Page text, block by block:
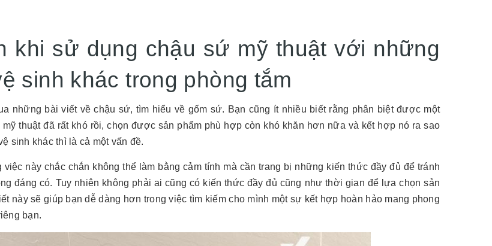
khi sử dụng chậu sứ mỹ thuật với những
sinh khác trong phòng tắm
những bài viết về chậu sứ, tìm hiểu về gốm sứ. Bạn cũng ít nhiều biết rằng phân biệt được một
thuật đã rất khó rồi, chọn được sản phẩm phù hợp còn khó khăn hơn nữa và kết hợp nó ra sao
sinh khác thì là cả một vấn đề.
việc này chắc chắn không thể làm bằng cảm tính mà cần trang bị những kiến thức đầy đủ để tránh
đáng có. Tuy nhiên không phải ai cũng có kiến thức đầy đủ cũng như thời gian để lựa chọn sản
này sẽ giúp bạn dễ dàng hơn trong việc tìm kiếm cho mình một sự kết hợp hoàn hảo mang phong
bạn.